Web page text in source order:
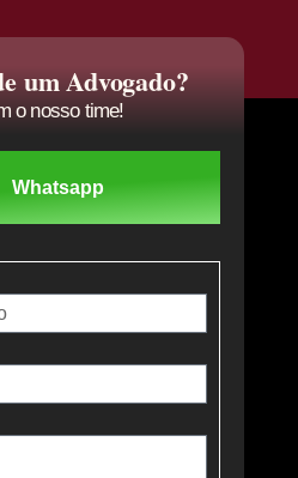
um Advogado?
o nosso time!
Whatsapp